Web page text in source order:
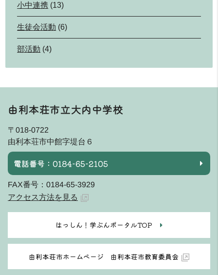
小中連携 (13)
生徒会活動 (6)
部活動 (4)
由利本荘市立大内中学校
〒018-0722
由利本荘市中館字堤台６
電話番号：0184-65-2105
FAX番号：0184-65-3929
アクセス方法を見る
はっしん！学ぶんポータルTOP
由利本荘市ホームページ 由利本荘市教育委員会